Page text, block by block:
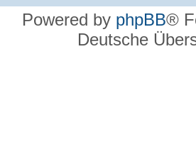
Powered by phpBB®
Deutsche